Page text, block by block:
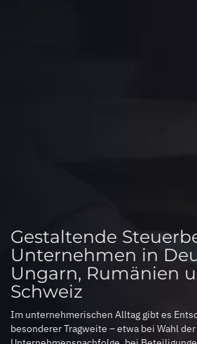
Gestaltende
Unternehmen in
Ungarn, Rumänien
Schweiz
Im unternehmerischen Alltag gibt es
besonderer Tragweite – etwa bei Wahl